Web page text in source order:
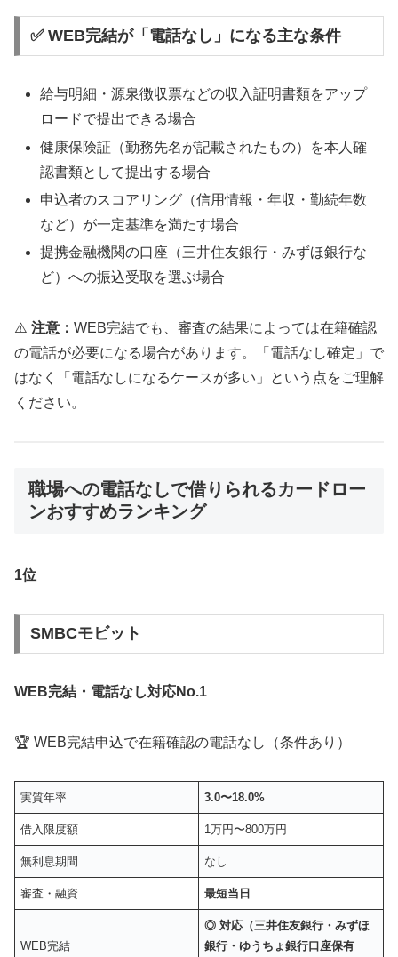
✅ WEB完結が「電話なし」になる主な条件
給与明細・源泉徴収票などの収入証明書類をアップ
ロードで提出できる場合
健康保険証（勤務先名が記載されたもの）を本人確
認書類として提出する場合
申込者のスコアリング（信用情報・年収・勤続年数
など）が一定基準を満たす場合
提携金融機関の口座（三井住友銀行・みずほ銀行な
ど）への振込受取を選ぶ場合
⚠️ 注意： WEB完結でも、審査の結果によっては在籍確認
の電話が必要になる場合があります。「電話なし確定」で
はなく「電話なしになるケースが多い」という点をご理解
ください。
職場への電話なしで借りられるカードロー
ンおすすめランキング
1位
SMBCモビット
WEB完結・電話なし対応No.1
🏆 WEB完結申込で在籍確認の電話なし（条件あり）
実質年率 3.0〜18.0%
借入限度額 1万円〜800万円
無利息期間 なし
審査・融資 最短当日
WEB完結
◎ 対応（三井住友銀行・みずほ
銀行・ゆうちょ銀行口座保有